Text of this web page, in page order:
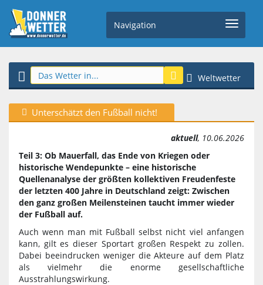
Navigation
Weltwetter
Unterschätzt den Fußball nicht!
aktuell, 10.06.2026
Teil 3: Ob Mauerfall, das Ende von Kriegen oder
historische Wendepunkte – eine historische
Quellenanalyse der größten kollektiven Freudenfeste
der letzten 400 Jahre in Deutschland zeigt: Zwischen
den ganz großen Meilensteinen taucht immer wieder
der Fußball auf.
Auch wenn man mit Fußball selbst nicht viel anfangen
kann, gilt es dieser Sportart großen Respekt zu zollen.
Dabei beeindrucken weniger die Akteure auf dem Platz
als vielmehr die enorme gesellschaftliche
Ausstrahlungswirkung.